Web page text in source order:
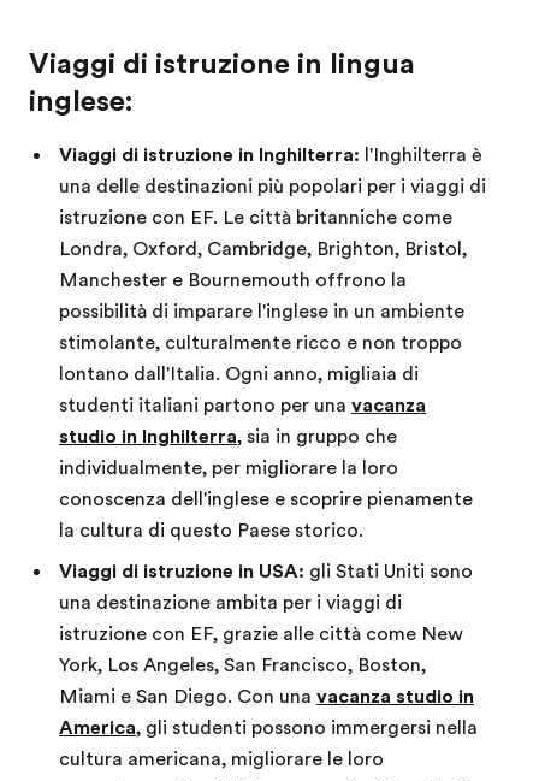
Viaggi di istruzione in lingua
inglese:
Viaggi di istruzione in Inghilterra: l'Inghilterra è
una delle destinazioni più popolari per i viaggi di
istruzione con EF. Le città britanniche come
Londra, Oxford, Cambridge, Brighton, Bristol,
Manchester e Bournemouth offrono la
possibilità di imparare l'inglese in un ambiente
stimolante, culturalmente ricco e non troppo
lontano dall'Italia. Ogni anno, migliaia di
studenti italiani partono per una vacanza
studio in Inghilterra, sia in gruppo che
individualmente, per migliorare la loro
conoscenza dell'inglese e scoprire pienamente
la cultura di questo Paese storico.
Viaggi di istruzione in USA: gli Stati Uniti sono
una destinazione ambita per i viaggi di
istruzione con EF, grazie alle città come New
York, Los Angeles, San Francisco, Boston,
Miami e San Diego. Con una vacanza studio in
America, gli studenti possono immergersi nella
cultura americana, migliorare le loro